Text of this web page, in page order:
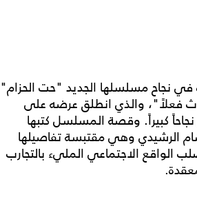
في نجاح مسلسلها الجديد "حت الحزام"
والذي انطلق عرضه على
كبيراً. وقصة المسلسل كتبها
الرشيدي وهي مقتبسة تفاصيلها
الاجتماعي المليء بالتجارب